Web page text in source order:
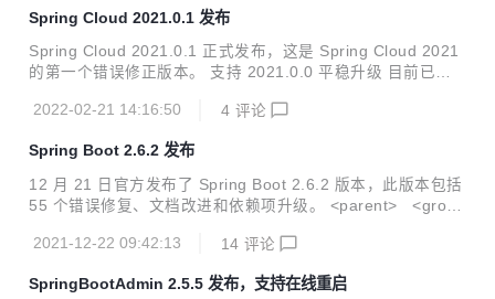
不完整#31079 Statsd 组件缺少 buffered 和 step 属性的配置
WebFlux 端点的请求调试日志记录格式化为字符串方便阅读
@ConditionalOn...
Spring Cloud 2021.0.1 发布
Spring Cloud 2021.0.1 正式发布，这是 Spring Cloud 2021
的第一个错误修正版本。 支持 2021.0.0 平稳升级 目前已经
> <dependencies> <dependency> <groupId>org.springfra
encies</artifactId> <version>...
2022-02-21 14:16:50 4 评论
Spring Boot 2.6.2 发布
12 月 21 日官方发布了 Spring Boot 2.6.2 版本，此版本包括
55 个错误修复、文档改进和依赖项升级。 <parent> <group
g-boot-starter-parent</artifactId> <version>2.6.2</versio
r 被覆盖以使用属性类型的子类时，配置属性绑定期间使用的
2021-12-22 09:42:13 14 评论
SpringBootAdmin 2.5.5 发布，支持在线重启